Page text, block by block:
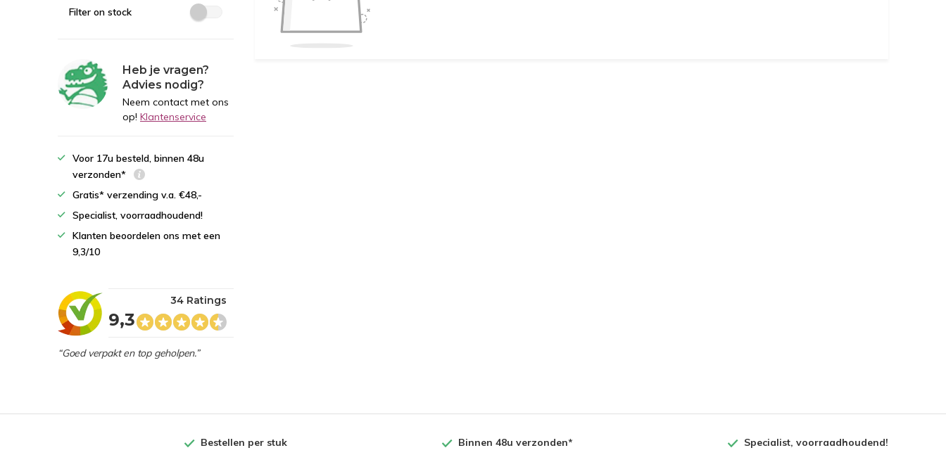
Filter on stock
Heb je vragen?
Advies nodig?
Neem contact met ons
op! Klantenservice
Voor 17u besteld, binnen 48u
verzonden*
Gratis* verzending v.a. €48,-
Specialist, voorraadhoudend!
Klanten beoordelen ons met een
9,3/10
9,3
34 Ratings
“Goed verpakt en top geholpen.”
Bestellen per stuk Binnen 48u verzonden* Specialist, voorraadhoudend!